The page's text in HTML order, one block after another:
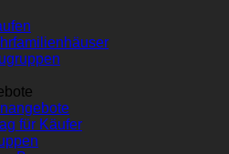
für Käufer